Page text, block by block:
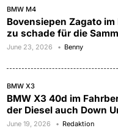
BMW M4
Bovensiepen Zagato
zu schade für die
June 23, 2026 Benny
BMW X3
BMW X3 40d im
der Diesel auch Down
June 19, 2026 Redaktion